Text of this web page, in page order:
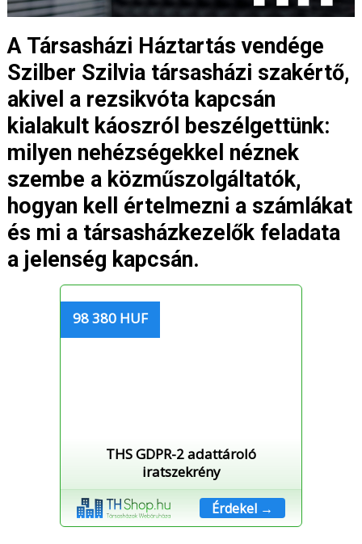
A Társasházi Háztartás vendége
Szilber Szilvia társasházi szakértő,
akivel a rezsikvóta kapcsán
kialakult káoszról beszélgettünk:
milyen nehézségekkel néznek
szembe a közműszolgáltatók,
hogyan kell értelmezni a számlákat
és mi a társasházkezelők feladata
a jelenség kapcsán.
98 380 HUF
THS GDPR-2 adattároló
iratszekrény
Érdekel →